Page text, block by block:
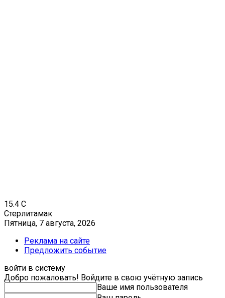
15.4 C
Стерлитамак
Пятница, 7 августа, 2026
Реклама на сайте
Предложить событие
войти в систему
Добро пожаловать! Войдите в свою учётную запись
Ваше имя пользователя